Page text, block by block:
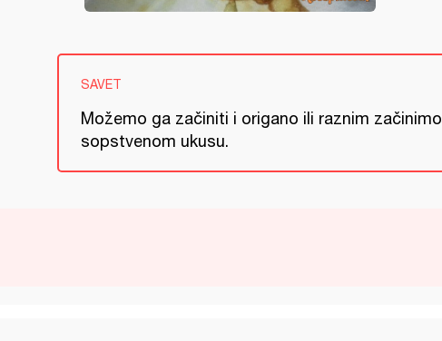
SAVET
Možemo ga začiniti i origano ili raznim
sopstvenom ukusu.